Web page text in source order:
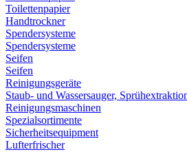
Toilettenpapier
Handtrockner
Spendersysteme
Spendersysteme
Seifen
Seifen
Reinigungsgeräte
Staub- und Wassersauger,
Reinigungsmaschinen
Spezialsortimente
Sicherheitsequipment
Lufterfrischer